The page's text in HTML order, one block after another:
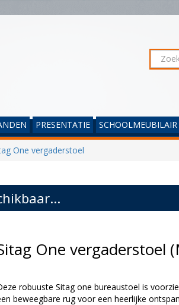
PRESENTATIE SCHOOLMEUBILAIR
One vergaderstoel
One vergaderstoel
robuuste Sitag one bureaustoel is
beweegbare rug voor een heerlijke